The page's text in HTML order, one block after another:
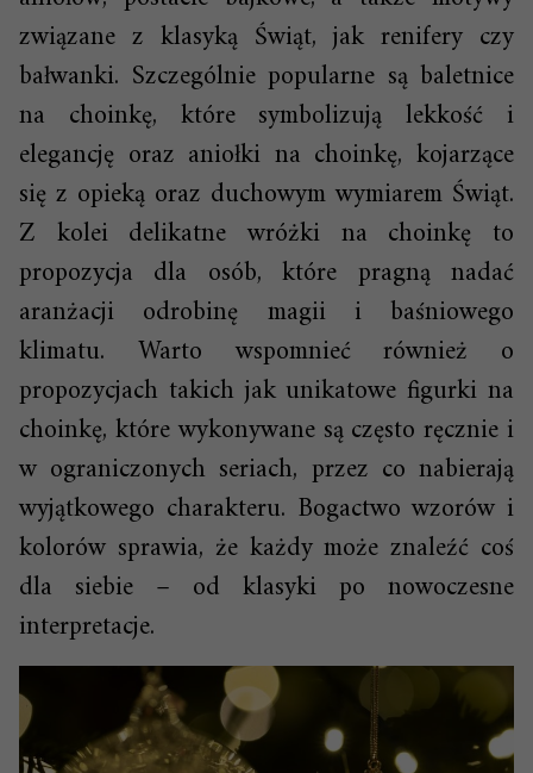
związane z klasyką Świąt, jak renifery czy
bałwanki. Szczególnie popularne są baletnice
na choinkę, które symbolizują lekkość i
elegancję oraz aniołki na choinkę, kojarzące
się z opieką oraz duchowym wymiarem Świąt.
Z kolei delikatne wróżki na choinkę to
propozycja dla osób, które pragną nadać
aranżacji odrobinę magii i baśniowego
klimatu. Warto wspomnieć również o
propozycjach takich jak unikatowe figurki na
choinkę, które wykonywane są często ręcznie i
w ograniczonych seriach, przez co nabierają
wyjątkowego charakteru. Bogactwo wzorów i
kolorów sprawia, że każdy może znaleźć coś
dla siebie – od klasyki po nowoczesne
interpretacje.